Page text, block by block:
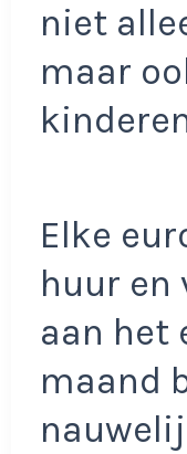
niet
maar
Elke
huur en
aan het
maand